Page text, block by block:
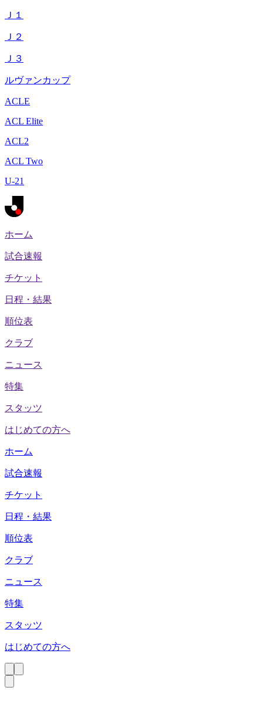
Ｊ１
Ｊ２
Ｊ３
ルヴァンカップ
ACLE
ACL Elite
ACL2
ACL Two
U-21
ホーム
試合速報
チケット
日程・結果
順位表
クラブ
ニュース
特集
スタッツ
はじめての方へ
ホーム
試合速報
チケット
日程・結果
順位表
クラブ
ニュース
特集
スタッツ
はじめての方へ